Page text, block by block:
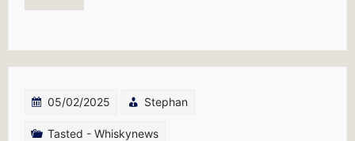
05/02/2025 Stephan
Tasted - Whiskynews